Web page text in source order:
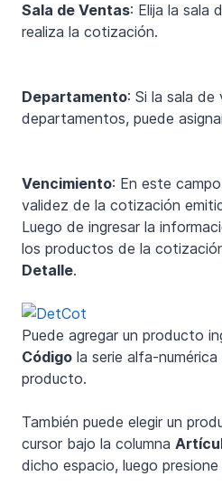
Sala de Ventas: Elija la sala
realiza la cotización.
Departamento: Si la sala
departamentos, puede
Vencimiento: En este
validez de la cotización
Luego de ingresar la
los productos de la
Detalle.
Puede agregar un producto
Código la serie alfa-
producto.
También puede elegir un
cursor bajo la columna
dicho espacio, luego